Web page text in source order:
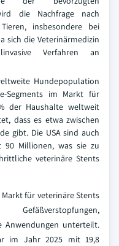
die Nachfrage nach
insbesondere bei
sich die Veterinärmedizin
Verfahren an
Hundepopulation
Segments im Markt für
der Haushalte weltweit
dass es etwa zwischen
gibt. Die USA sind auch
90 Millionen, was sie zu
veterinäre Stents
für veterinäre Stents
Anwendungen unterteilt.
im Jahr 2025 mit 19,8